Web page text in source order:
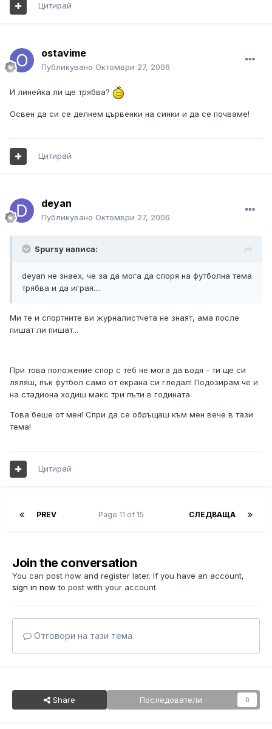
Цитирай
ostavime
Публикувано Октомври 27, 2006
И линейка ли ще трябва?
Освен да си се делнем цървенки на синки и да се почваме!
Цитирай
deyan
Публикувано Октомври 27, 2006
Spursy написа:
deyan не знаех, че за да мога да споря на футболна тема
трябва и да играя....
Ми те и спортните ви журналистчета не знаят, ама после
пишат ли пишат...
При това положение спор с теб не мога да водя - ти ще си
ляляш, пък футбол само от екрана си гледал! Подозирам че и
на стадиона ходиш макс три пъти в годината.
Това беше от мен! Спри да се обръщаш към мен вече в тази
тема!
Цитирай
PREV СЛЕДВАЩА
Page 11 of 15
Join the conversation
You can post now and register later. If you have an account,
sign in now to post with your account.
Отговори на тази тема
Share Последователи 0